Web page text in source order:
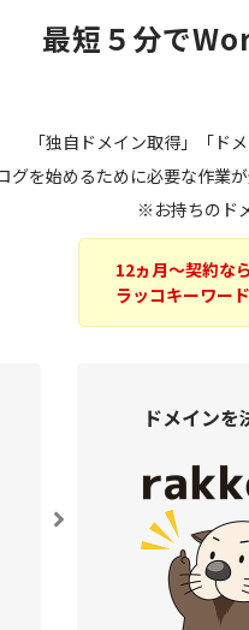
最短５分で
「独自ドメイン取得」「ド
グを始めるために必要な作業
※お持ちのド
12ヵ月～契約な
ラッコキーワー
ドメインを